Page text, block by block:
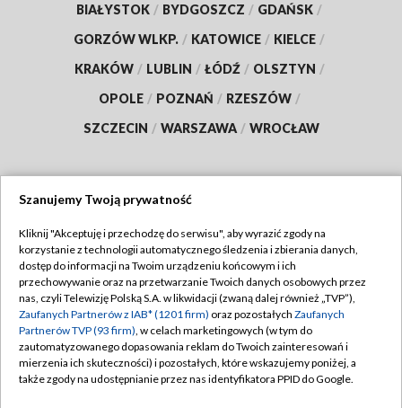
BIAŁYSTOK / BYDGOSZCZ / GDAŃSK /
GORZÓW WLKP. / KATOWICE / KIELCE /
KRAKÓW / LUBLIN / ŁÓDŹ / OLSZTYN /
OPOLE / POZNAŃ / RZESZÓW /
SZCZECIN / WARSZAWA / WROCŁAW
TVP
Abonament TVP
Emisja w TVP
Centrum informacji TVP
Naziemna Telewizja Cyfrowa
Regulamin TVP
Polityka prywatności
Moje zgody
Pomoc
Szanujemy Twoją prywatność
Kliknij "Akceptuję i przechodzę do serwisu", aby wyrazić zgody na
korzystanie z technologii automatycznego śledzenia i zbierania danych,
dostęp do informacji na Twoim urządzeniu końcowym i ich
przechowywanie oraz na przetwarzanie Twoich danych osobowych przez
nas, czyli Telewizję Polską S.A. w likwidacji (zwaną dalej również „TVP”),
Zaufanych Partnerów z IAB* (1201 firm) oraz pozostałych Zaufanych
Partnerów TVP (93 firm), w celach marketingowych (w tym do
zautomatyzowanego dopasowania reklam do Twoich zainteresowań i
mierzenia ich skuteczności) i pozostałych, które wskazujemy poniżej, a
także zgody na udostępnianie przez nas identyfikatora PPID do Google.